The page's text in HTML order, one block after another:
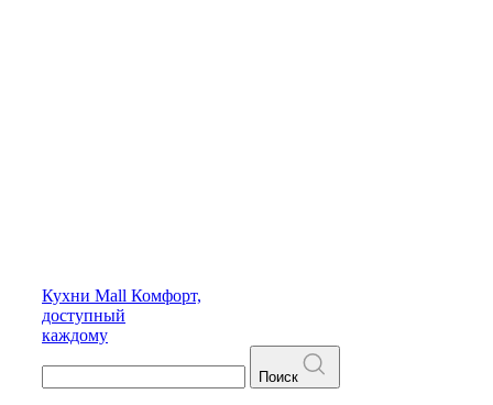
Кухни Mall Комфорт,
доступный
каждому
Поиск